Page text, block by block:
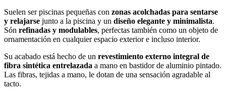
Suelen ser piscinas pequeñas con zonas acolchadas para sentarse
y relajarse junto a la piscina y un diseño elegante y minimalista.
Són refinadas y modulables, perfectas también como un objeto de
ornamentación en cualquier espacio exterior e incluso interior.
Su acabado está hecho de un revestimiento externo integral de
fibra sintética entrelazada a mano en bastidor de aluminio pintado.
Las fibras, tejidas a mano, le dotan de una sensación agradable al
tacto.